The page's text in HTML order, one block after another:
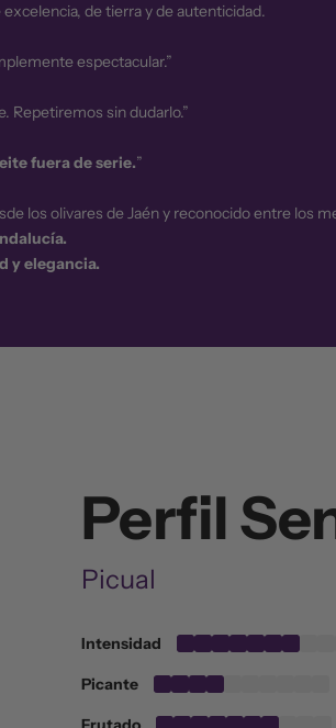
de tierra y de autenticidad.
espectacular.”
Repetiremos sin dudarlo.”
fuera de serie.”
los olivares de Jaén y reconocido entre los
y elegancia.
Perfil
Picual
Intensidad
Picante